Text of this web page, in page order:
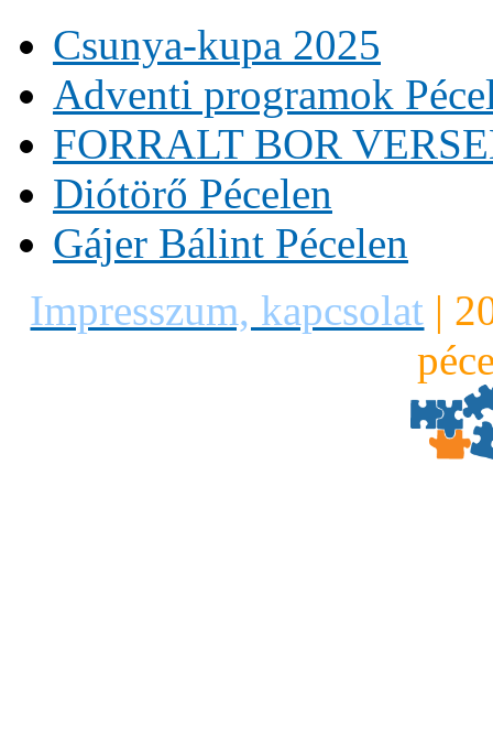
Csunya-kupa 2025
Adventi programok
FORRALT BOR
Diótörő Pécelen
Gájer Bálint Pécelen
Impresszum, kapcsolat |